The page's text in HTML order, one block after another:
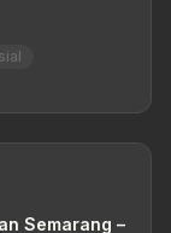
Semarang –